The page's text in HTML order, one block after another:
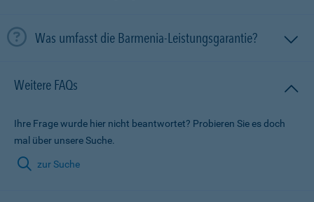
Was umfasst die Barmenia-Leistungsgarantie?
Weitere FAQs
Ihre Frage wurde hier nicht beantwortet? Probieren Sie es doch
mal über unsere Suche.
zur Suche